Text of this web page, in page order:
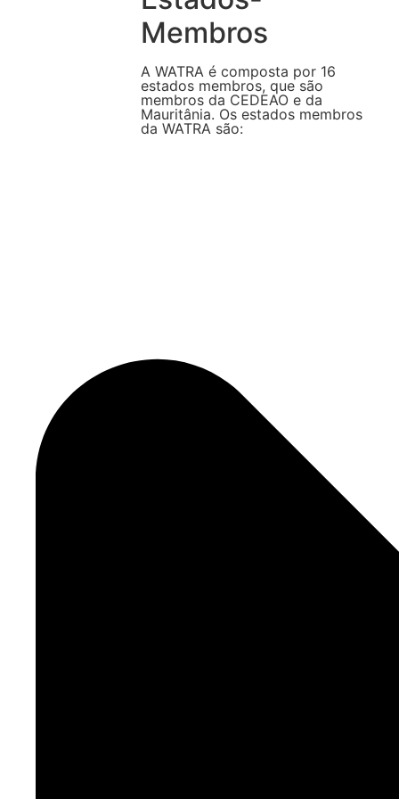
Membros
A WATRA é composta por 16
estados membros, que são
membros da CEDEAO e da
Mauritânia. Os estados membros
da WATRA são: